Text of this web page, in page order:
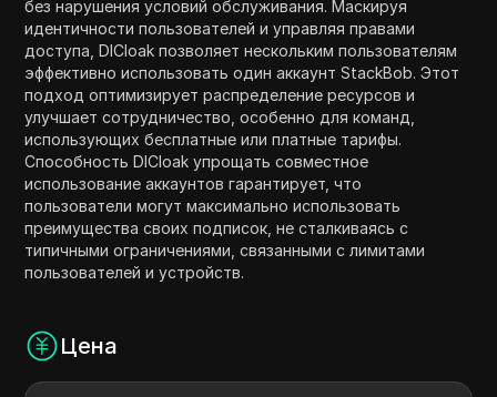
без нарушения условий обслуживания. Маскируя
идентичности пользователей и управляя правами
доступа, DICloak позволяет нескольким пользователям
эффективно использовать один аккаунт StackBob. Этот
подход оптимизирует распределение ресурсов и
улучшает сотрудничество, особенно для команд,
использующих бесплатные или платные тарифы.
Способность DICloak упрощать совместное
использование аккаунтов гарантирует, что
пользователи могут максимально использовать
преимущества своих подписок, не сталкиваясь с
типичными ограничениями, связанными с лимитами
пользователей и устройств.
Цена